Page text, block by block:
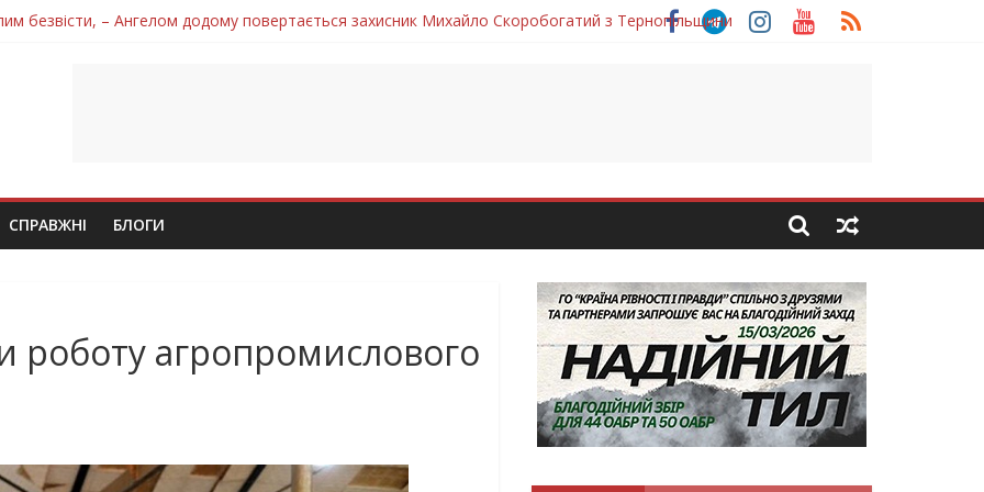
безвісти, – Ангелом додому повертається захисник Михайло Скоробогатий з Тернопільщини
захисника Володимира Вельму
Петро Федів повертається до рідного дому «на щиті»
втратила захисника Володимира Дичку
СПРАВЖНІ БЛОГИ
роботу агропромислового